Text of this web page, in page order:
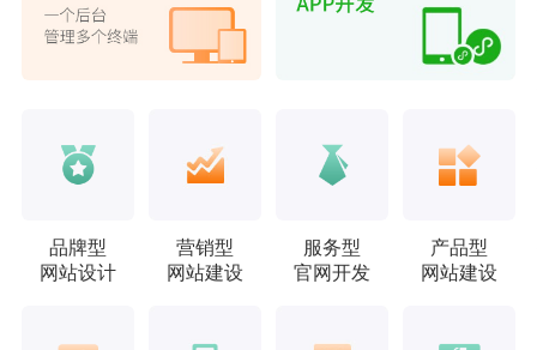
品牌型
网站设计
营销型
网站建设
服务型
官网开发
产品型
网站建设